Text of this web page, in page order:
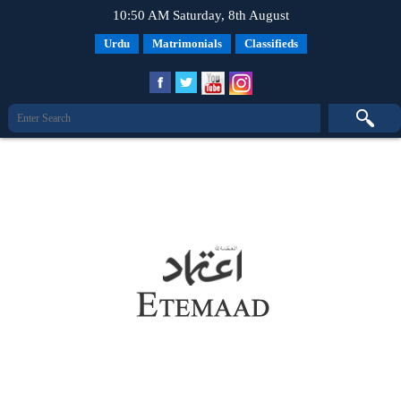
10:50 AM Saturday, 8th August
Urdu Matrimonials Classifieds